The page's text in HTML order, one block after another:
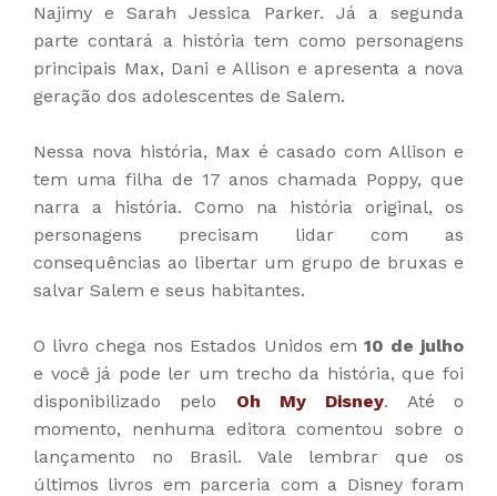
Najimy e Sarah Jessica Parker. Já a segunda
parte contará a história tem como personagens
principais Max, Dani e Allison e apresenta a nova
geração dos adolescentes de Salem.
Nessa nova história, Max é casado com Allison e
tem uma filha de 17 anos chamada Poppy, que
narra a história. Como na história original, os
personagens precisam lidar com as
consequências ao libertar um grupo de bruxas e
salvar Salem e seus habitantes.
O livro chega nos Estados Unidos em 10 de julho
e você já pode ler um trecho da história, que foi
disponibilizado pelo Oh My Disney. Até o
momento, nenhuma editora comentou sobre o
lançamento no Brasil. Vale lembrar que os
últimos livros em parceria com a Disney foram